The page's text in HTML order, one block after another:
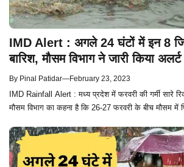
IMD Alert : अगले 24 घंटों में इन 8
बारिश, मौसम विभाग ने जारी किया अलर्ट
By Pinal Patidar—February 23, 2023
IMD Rainfall Alert : मध्य प्रदेश में फरवरी की गर्मी सारे
मौसम विभाग का कहना है कि 26-27 फरवरी के बीच मौसम में